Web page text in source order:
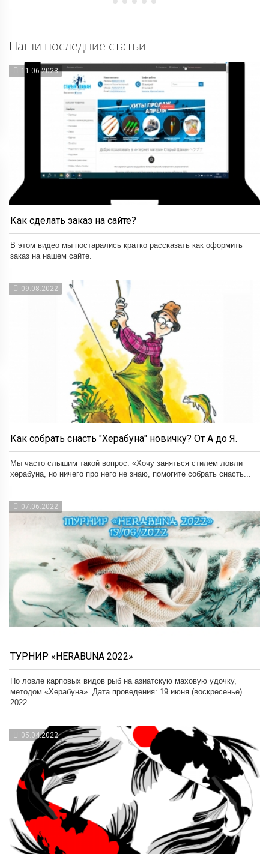
Наши последние статьи
11.06.2023
Как сделать заказ на сайте?
В этом видео мы постарались кратко рассказать как оформить
заказ на нашем сайте.
09.08.2022
Как собрать снасть "Херабуна" новичку? От А до Я.
Мы часто слышим такой вопрос: «Хочу заняться стилем ловли
херабуна, но ничего про него не знаю, помогите собрать снасть...
07.06.2022
ТУРНИР «HERABUNA 2022»
По ловле карповых видов рыб на азиатскую маховую удочку,
методом «Херабуна». Дата проведения: 19 июня (воскресенье)
2022...
05.04.2022